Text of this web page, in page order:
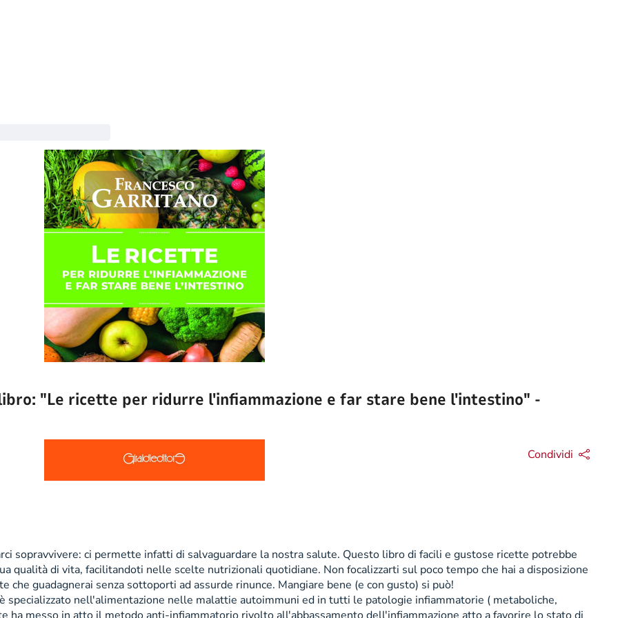
"Le ricette per ridurre l'infiammazione e far stare bene l'intestino" -
Condividi
sopravvivere: ci permette infatti di salvaguardare la nostra salute. Questo libro di facili e gustose ricette potrebbe
qualità di vita, facilitandoti nelle scelte nutrizionali quotidiane. Non focalizzarti sul poco tempo che hai a disposizione
guadagnerai senza sottoporti ad assurde rinunce. Mangiare bene (e con gusto) si può!
specializzato nell'alimentazione nelle malattie autoimmuni ed in tutti le patologie infiammatorie ( metaboliche,